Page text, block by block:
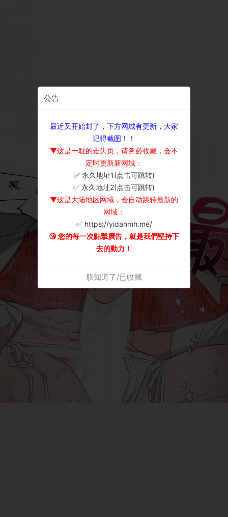
公告
最近又开始封了，下方网域有更新，大家
记得截图！！
▼这是一耽的走失页，请务必收藏，会不
定时更新新网域：
✅ 永久地址1(点击可跳转)
✅ 永久地址2(点击可跳转)
▼这是大陆地区网域，会自动跳转最新的
网域：
✅ https://yidanmh.me/
😘 您的每一次點擊廣告，就是我們堅持下
去的動力！
朕知道了/已收藏